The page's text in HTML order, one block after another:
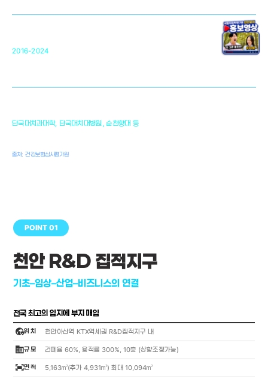
2016-2024 34
단국대치과대학, 단국대치대병원, 순천향대 등
출처: 건강보험심사평가원
POINT 01
천안 R&D 집적지구
기초–임상–산업–비즈니스의 연결
전국 최고의 입지에 부지 매입
globe_location_pin위 치 천안아산역 KTX역세권 R&D집적지구 내
corporate_fare규 모 건폐율 60%, 용적률 300%, 10층 (상향조정가능)
fit_screen면 적 5,163㎡(추가 4,931㎡) 최대 10,094㎡